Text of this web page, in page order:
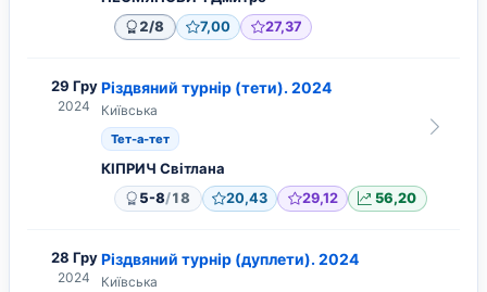
2/8 7,00 27,37
29 Гру
2024
Різдвяний турнір (тети). 2024
Київська
Тет-а-тет
КІПРИЧ Світлана
5-8/18 20,43 29,12 56,20
28 Гру
2024
Різдвяний турнір (дуплети). 2024
Київська